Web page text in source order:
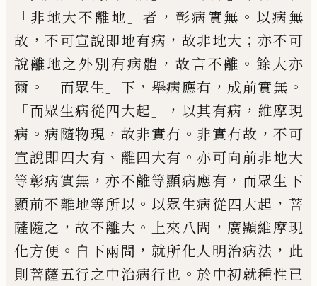
「非地大不離地 」者 ， 彰病實無 。 以病無
故 ，不可宣說即地有病 ， 故非地大 ； 亦不可
說離地之外別有病體 ， 故言不離 。 餘大亦
爾 。「而眾生 」 下 ， 舉病應有 ， 成前實無 。
「而眾生病從四大起 」， 以其有病 ， 維摩現
病 。病隨物現 ， 故非實有 。 非實有故 ，不可
宣說即四大有 、 離四大有 。亦可向前非地大
等彰病實無 ，亦不離等顯病應有 ， 而眾生下
顯前不離地等所以 。 以眾生病從四大起 ， 菩
薩隨之 ，故不離大 。 上來八問 ， 廣顯維摩現
化方便 。 自下兩問 ， 就所化人明治病法 ， 此
則菩薩五行之中治病行也 。 於中初就種性已